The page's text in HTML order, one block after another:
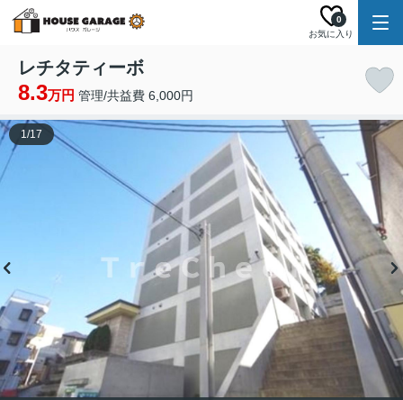
お気に入り
0
レチタティーボ
8.3万円 管理/共益費 6,000円
1/17